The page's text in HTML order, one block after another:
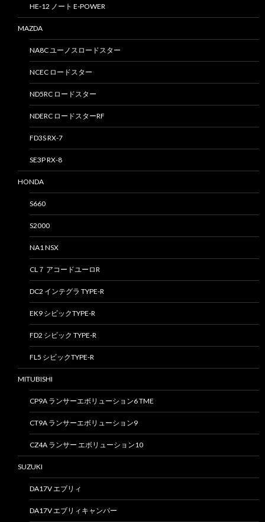
HE-12 ノート E-POWER
MAZDA
NA8C ユーノスロードスター
NCEC ロードスター
ND5RC ロードスター
NDERC ロードスターRF
FD3S RX-7
SE3P RX-8
HONDA
S660
S2000
NA1 NSX
CL７ アコードユーロR
DC2 インテグラ TYPE-R
EK9 シビックTYPE-R
FD2 シビック TYPE-R
FL5 シビックTYPE-R
MITUBISHI
CP9A ランサーエボリューション6 TME
CT9A ランサーエボリューション9
CZ4A ランサー エボリューション10
SUZUKI
DA17V エブリィ
DA17V エブリィキャンパー